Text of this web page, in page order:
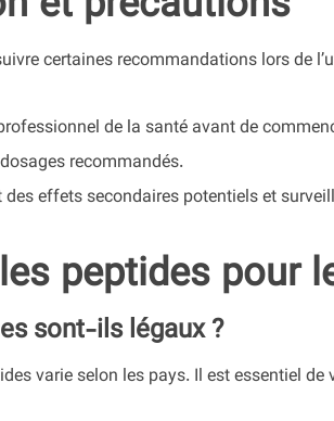
certaines recommandations lors de
de la santé avant de
recommandés.
des effets secondaires potentiels et
peptides pour
sont-ils légaux ?
varie selon les pays. Il est essentiel